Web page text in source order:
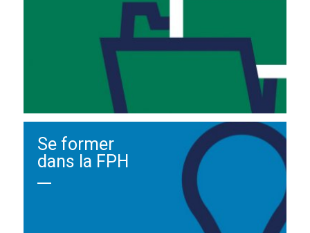
Se former
dans la FPH